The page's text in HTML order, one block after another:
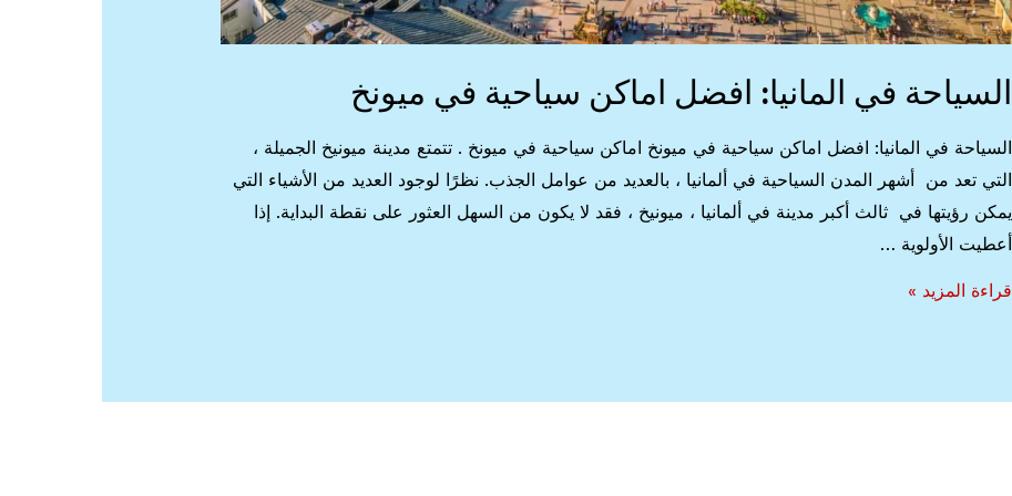
السياحة في المانيا: افضل اماكن سياحية في ميونخ
السياحة في المانيا: افضل اماكن سياحية في ميونخ اماكن سياحية في ميونخ . تتمتع مدينة ميونيخ الجميلة ،
التي تعد من أشهر المدن السياحية في ألمانيا ، بالعديد من عوامل الجذب. نظرًا لوجود العديد من الأشياء التي
يمكن رؤيتها في ثالث أكبر مدينة في ألمانيا ، ميونيخ ، فقد لا يكون من السهل العثور على نقطة البداية. إذا
أعطيت الأولوية …
السياحة
قراءة المزيد »